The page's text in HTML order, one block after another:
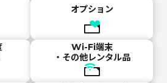
オプション
Wi-Fi端末
・その他レンタル品